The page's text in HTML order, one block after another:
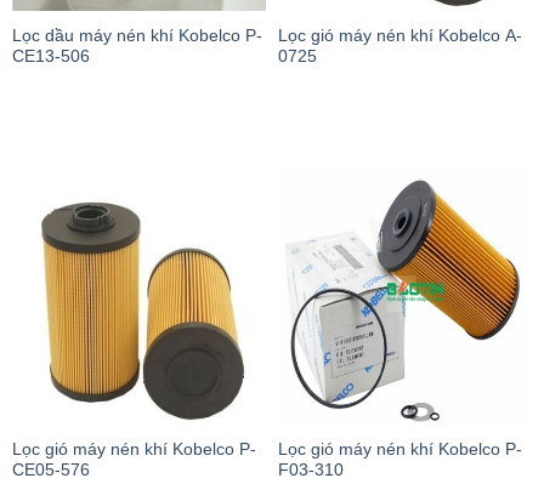
Lọc dầu máy nén khí Kobelco P-
CE13-506
Lọc gió máy nén khí Kobelco A-
0725
Lọc gió máy nén khí Kobelco P-
CE05-576
Lọc gió máy nén khí Kobelco P-
F03-310